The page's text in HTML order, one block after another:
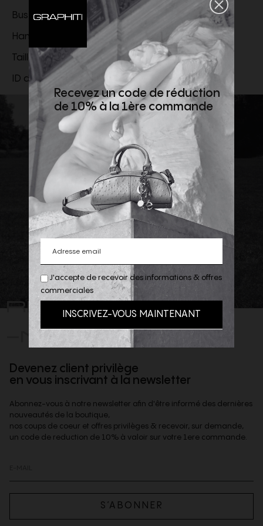
Buste 91 cm
Hanches
Taille 73 cm
ID de la marque : MT4976265C058
REJOIGNEZ
-NOUS
Devenez client privilège
en vous inscrivant à la newsletter
Abonnez-vous à notre newsletter afin d'être informé des dernières
nouveautés de la boutique,
nos coups de coeur et offres privilèges & recevoir, sur demande,
un code de reduction de 10% à valoir sur votre 1ere commande.
S’ABONNER
J'accepte de recevoir des informations & offres
commerciales
Recevez un code de réduction
de 10% à la 1ère commande